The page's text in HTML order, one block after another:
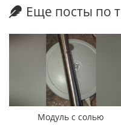
Еще посты по
Модуль с солью